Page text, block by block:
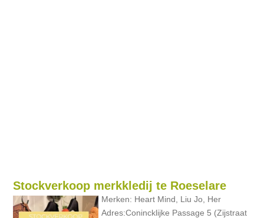
Stockverkoop merkkledij te Roeselare
Merken: Heart Mind, Liu Jo, Her
Adres:Conincklijke Passage 5 (Zijstraat